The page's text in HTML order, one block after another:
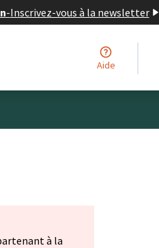
-Inscrivez-vous à la newsletter
Aide
à la